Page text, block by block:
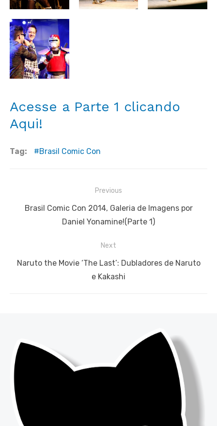
Acesse a Parte 1 clicando
Aqui!
Tag: Brasil Comic Con
Previous
Previous
Brasil Comic Con 2014, Galeria de Imagens por
Daniel Yonamine!(Parte 1)
Next
Next
Naruto the Movie ‘The Last’: Dubladores de Naruto
e Kakashi